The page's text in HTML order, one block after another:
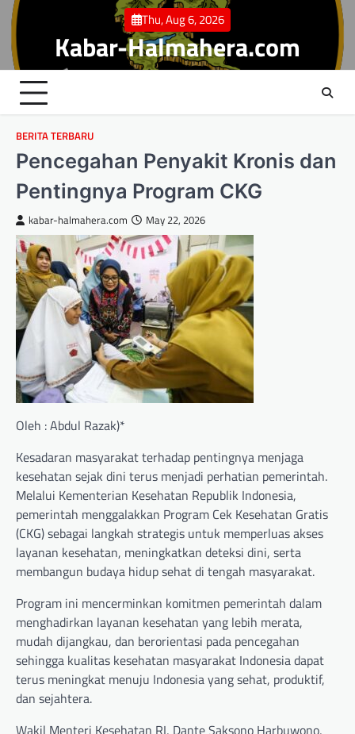
Skip
content
Thu, Aug 6, 2026
Kabar-Halmahera.com
BERITA TERBARU
Pencegahan Penyakit Kronis dan
Pentingnya Program CKG
kabar-halmahera.com May 22, 2026
Oleh : Abdul Razak)*
Kesadaran masyarakat terhadap pentingnya menjaga
kesehatan sejak dini terus menjadi perhatian pemerintah.
Melalui Kementerian Kesehatan Republik Indonesia,
pemerintah menggalakkan Program Cek Kesehatan Gratis
(CKG) sebagai langkah strategis untuk memperluas akses
layanan kesehatan, meningkatkan deteksi dini, serta
membangun budaya hidup sehat di tengah masyarakat.
Program ini mencerminkan komitmen pemerintah dalam
menghadirkan layanan kesehatan yang lebih merata,
mudah dijangkau, dan berorientasi pada pencegahan
sehingga kualitas kesehatan masyarakat Indonesia dapat
terus meningkat menuju Indonesia yang sehat, produktif,
dan sejahtera.